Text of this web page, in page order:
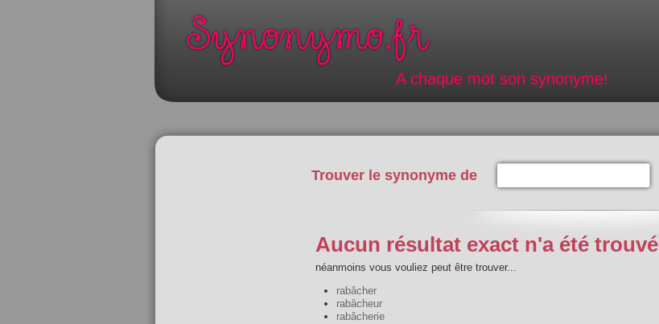
A chaque mot son synonyme!
Trouver le synonyme de
Aucun résultat exact n'a été trouvé
néanmoins vous vouliez peut être trouver...
rabâcher
rabâcheur
rabâcherie